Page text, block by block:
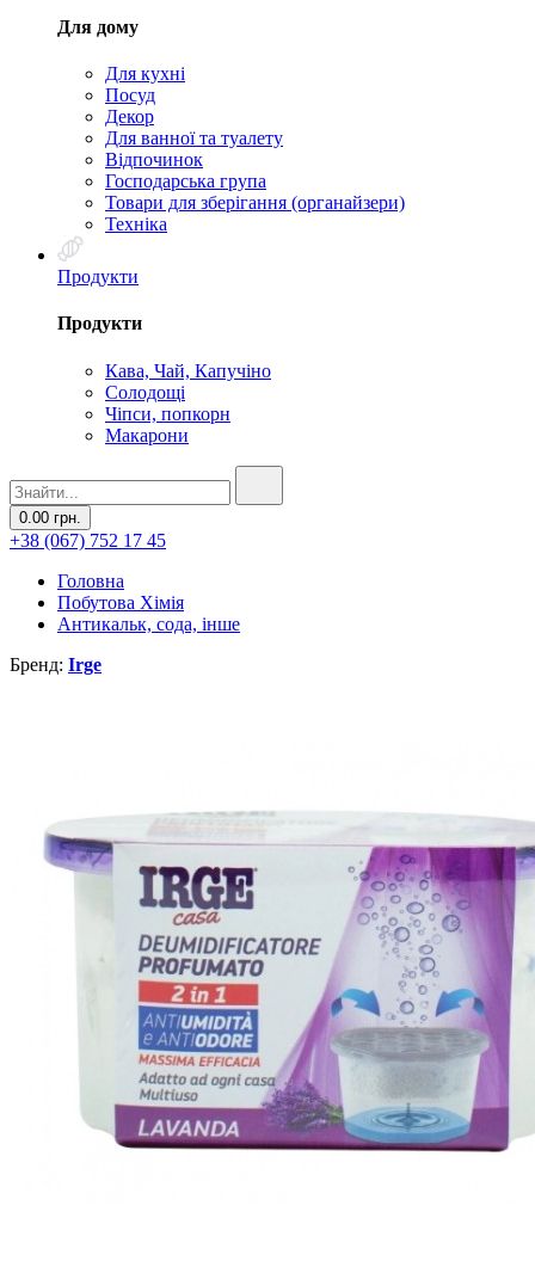
Для дому
Для кухні
Посуд
Декор
Для ванної та туалету
Відпочинок
Господарська група
Товари для зберігання (органайзери)
Техніка
Продукти
Продукти
Кава, Чай, Капучіно
Солодощі
Чіпси, попкорн
Макарони
0.00 грн.
+38 (067) 752 17 45
Головна
Побутова Хімія
Антикальк, сода, інше
Бренд: Irge